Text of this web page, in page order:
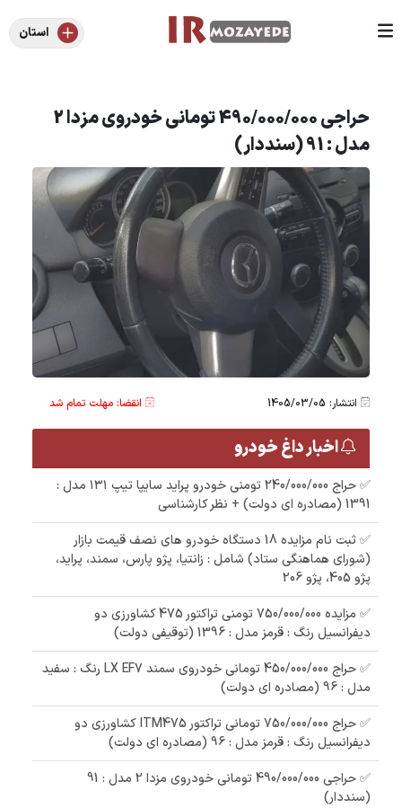
استان
حراجی 490/000/000 تومانی خودروی مزدا 2
مدل : 91 (سنددار)
انتشار: 1405/03/05 انقضا: مهلت تمام شد
اخبار داغ خودرو
✅ حراج 240/000/000 تومنی خودرو پراید سایپا تیپ ۱۳۱ مدل :
1391 (مصادره ای دولت) + نظر کارشناسی
✅ ثبت نام مزایده 18 دستگاه خودرو های نصف قیمت بازار
(شورای هماهنگی ستاد) شامل : زانتیا، پژو پارس، سمند، پراید،
پژو 405، پژو 206
✅ مزایده 750/000/000 تومنی تراکتور 475 کشاورزی دو
دیفرانسیل رنگ : قرمز مدل : 1396 (توقیفی دولت)
✅ حراج 450/000/000 تومانی خودروی سمند LX EF7 رنگ : سفید
مدل : 96 (مصادره ای دولت)
✅ حراج 750/000/000 تومانی تراکتور ITM475 کشاورزی دو
دیفرانسیل رنگ : قرمز مدل : 96 (مصادره ای دولت)
✅ حراجی 490/000/000 تومانی خودروی مزدا 2 مدل : 91
(سنددار)